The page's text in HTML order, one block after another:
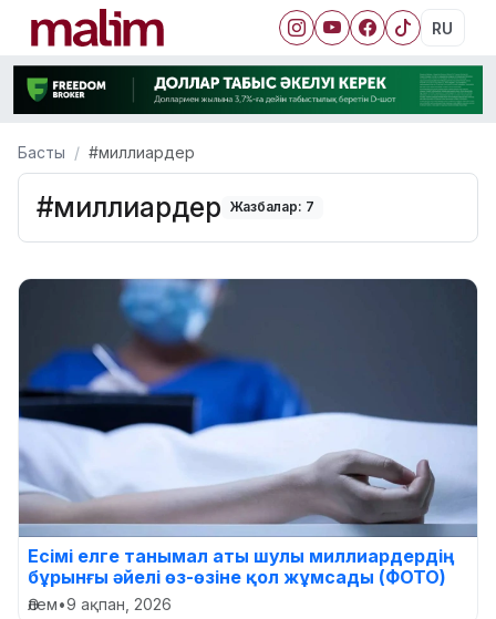
RU
Басты #миллиардер
#миллиардер Жазбалар: 7
Есімі елге танымал аты шулы миллиардердің
бұрынғы әйелі өз-өзіне қол жұмсады (ФОТО)
Әлем•9 ақпан, 2026